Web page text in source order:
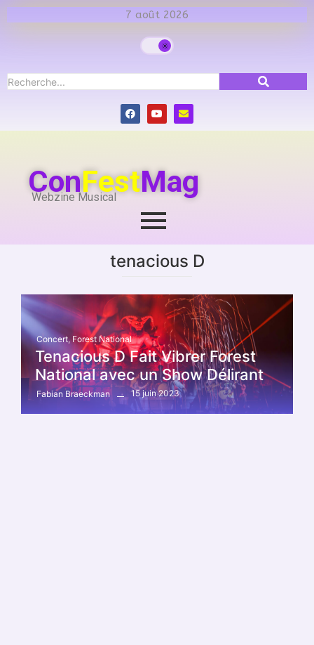
7 août 2026
ConFestMag
Webzine Musical
tenacious D
Concert, Forest National
Tenacious D Fait Vibrer Forest
National avec un Show Délirant
Fabian Braeckman 15 juin 2023